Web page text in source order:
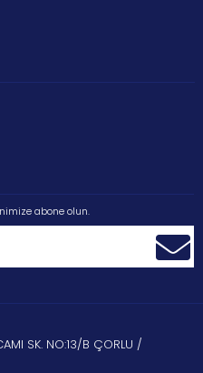
abone olun.
SK. NO:13/B ÇORLU /